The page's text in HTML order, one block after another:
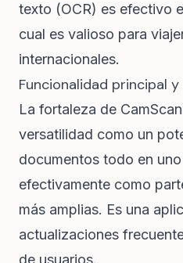
texto (OCR) es efectivo
cual es valioso para
internacionales.
Funcionalidad principal
La fortaleza de
versatilidad como un
documentos todo en
efectivamente como
más amplias. Es una
actualizaciones
de usuarios.